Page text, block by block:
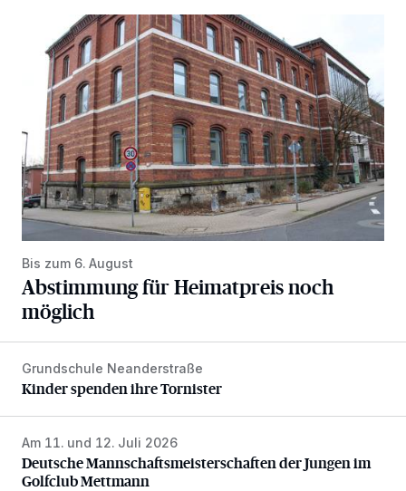
Abstimmung für Heimatpreis noch möglich
Bis zum 6. August
Abstimmung für Heimatpreis noch
möglich
Kinder spenden ihre Tornister
Grundschule Neanderstraße
Kinder spenden ihre Tornister
Deutsche Mannschaftsmeisterschaften der Jungen im
Am 11. und 12. Juli 2026
Deutsche Mannschaftsmeisterschaften der Jungen im
Golfclub Mettmann